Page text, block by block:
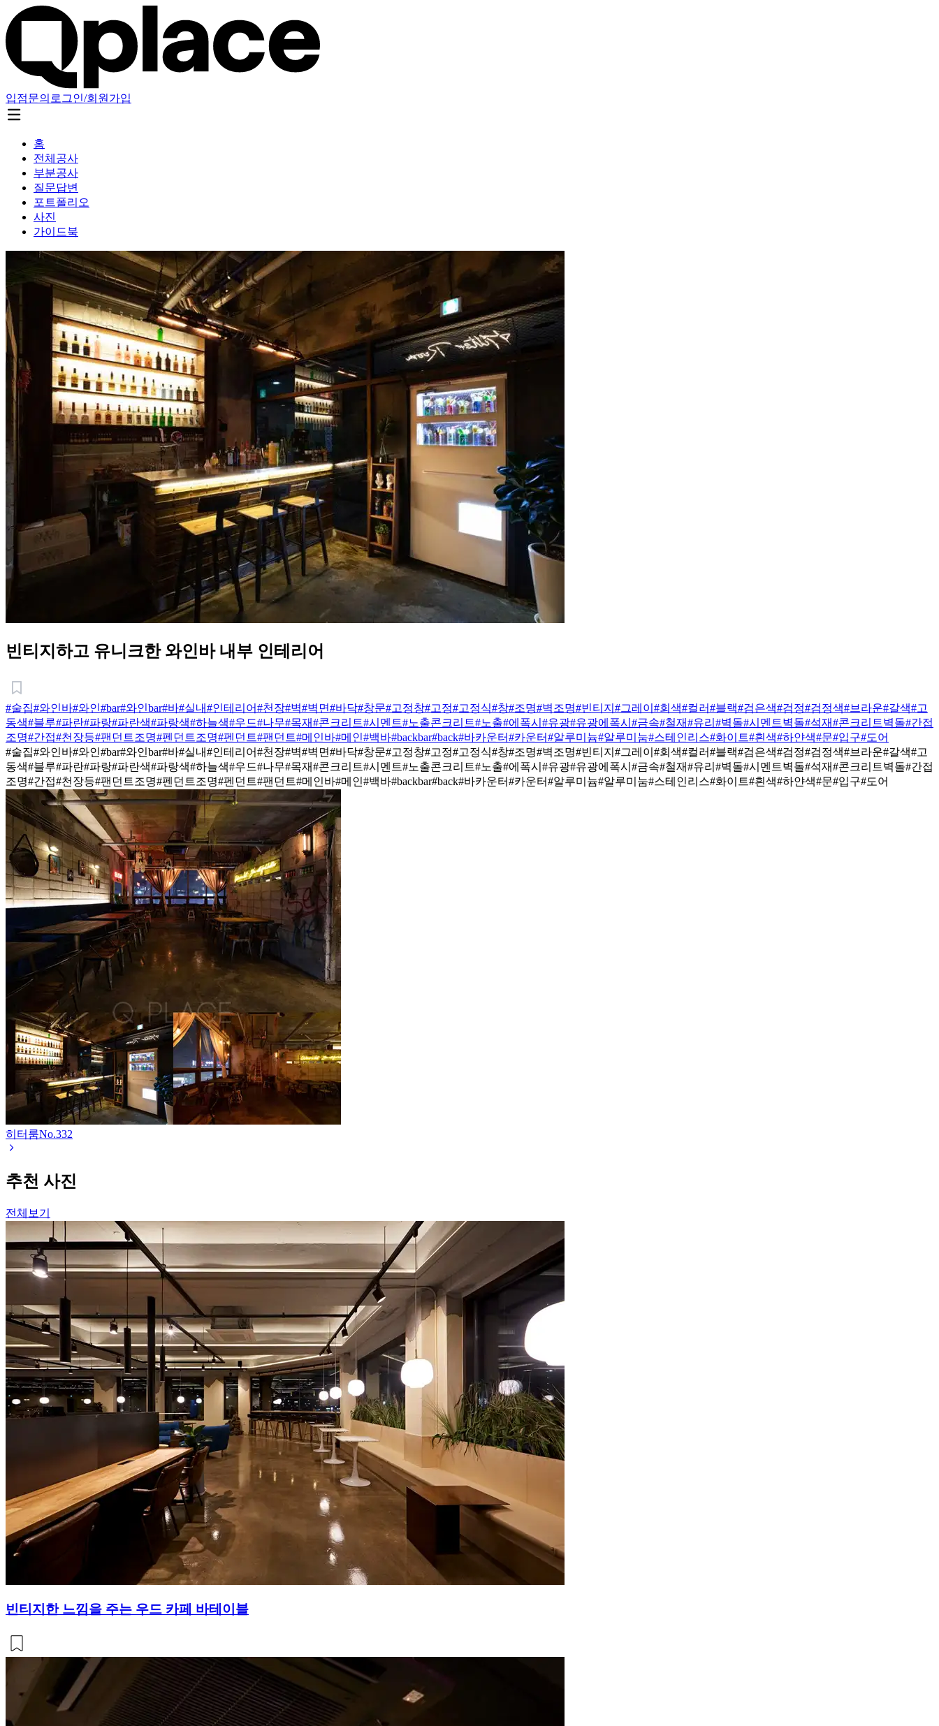
입점문의 로그인/회원가입
홈
전체공사
부분공사
질문답변
포트폴리오
사진
가이드북
빈티지하고 유니크한 와인바 내부 인테리어
#술집#와인바#와인#bar#와인bar#바#실내#인테리어#천장#벽#벽면#바닥#창문#고정창#고정#고정식#창#조명#벽조명#빈티지 #그레이 #회색#컬러#블랙#검은색#검정#검정색#브라운#갈색#고
동색#블루#파란#파랑#파란색#파랑색#하늘색#우드#나무#목재#콘크리트#시멘트#노출콘크리트#노출#에폭시 #유광#유광에폭시 #금속#철재#유리 #벽돌#시멘트벽돌#석재#콘크리트벽돌#간접
조명#간접#천장등#팬던트조명#펜던트조명#펜던트#팬던트#메인바#메인#백바#backbar#back#바카운터#카운터#알루미늄#알루미눔#스테인리스#화이트#흰색#하얀색#문#입구#도어
#술집#와인바#와인#bar#와인bar#바#실내#인테리어#천장#벽#벽면#바닥#창문#고정창#고정#고정식#창#조명#벽조명#빈티지 #그레이 #회색#컬러#블랙#검은색#검정#검정색#브라운#갈색#고
동색#블루#파란#파랑#파란색#파랑색#하늘색#우드#나무#목재#콘크리트#시멘트#노출콘크리트#노출#에폭시 #유광#유광에폭시 #금속#철재#유리 #벽돌#시멘트벽돌#석재#콘크리트벽돌#간접
조명#간접#천장등#팬던트조명#펜던트조명#펜던트#팬던트#메인바#메인#백바#backbar#back#바카운터#카운터#알루미늄#알루미눔#스테인리스#화이트#흰색#하얀색#문#입구#도어
히터룸No.332
추천 사진
전체보기
빈티지한 느낌을 주는 우드 카페 바테이블